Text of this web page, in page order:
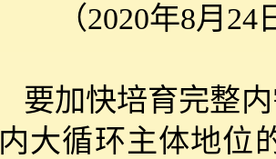
（2020年8月
要加快培育完整
内大循环主体地位